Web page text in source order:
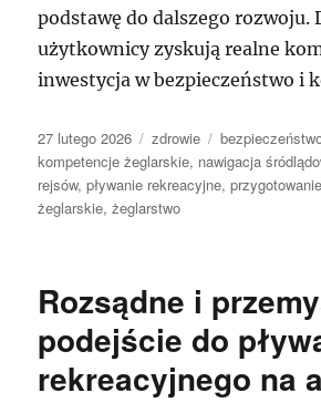
podstawę do dalszego rozwoju.
użytkownicy zyskują realne
inwestycja w bezpieczeństwo i
Data
publikacji
27 lutego 2026 Kategorie
zdrowie Tagi
kompetencje żeglarskie, nawigacja
rejsów,pływanie rekreacyjne,
żeglarskie,żeglarstwo
Rozsądne i
podejście do
rekreacyjnego na